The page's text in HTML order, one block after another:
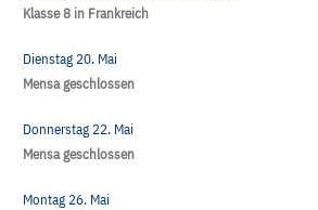
Klasse 8 in Frankreich
Dienstag 20. Mai
Mensa geschlossen
Donnerstag 22. Mai
Mensa geschlossen
Montag 26. Mai